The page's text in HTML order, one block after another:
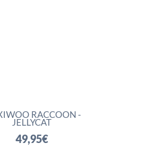
RACCOON -
JELLYCAT
49,95€